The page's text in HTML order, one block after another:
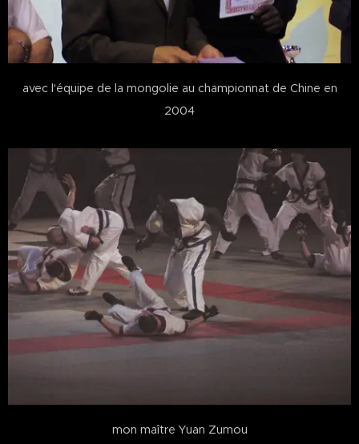
avec l'équipe de la mongolie au championnat de Chine en
2004
mon maître Yuan Zumou